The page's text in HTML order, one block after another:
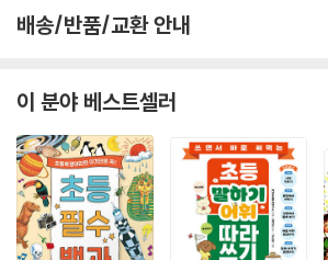
배송/반품/교환 안내
이 분야 베스트셀러